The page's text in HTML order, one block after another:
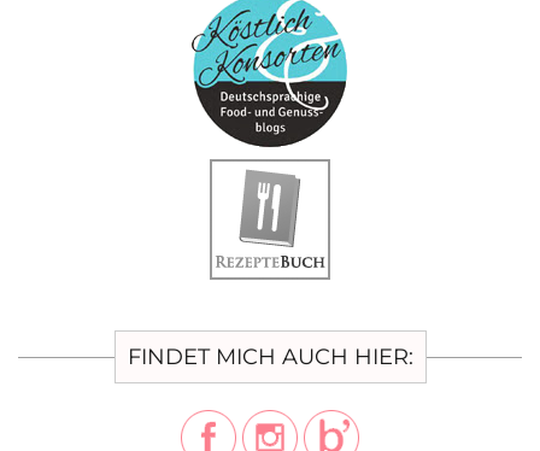
FINDET MICH AUCH HIER: